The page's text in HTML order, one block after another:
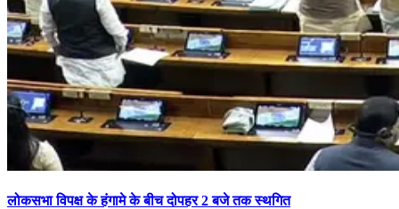
लोकसभा विपक्ष के हंगामे के बीच दोपहर 2 बजे तक स्थगित